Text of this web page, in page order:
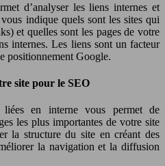
d’analyser les liens internes et
indique quels sont les sites qui
et quelles sont les pages de votre
internes. Les liens sont un facteur
positionnement Google.
site pour le SEO
en interne vous permet de
les plus importantes de votre site
la structure du site en créant des
la navigation et la diffusion